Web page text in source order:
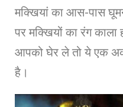
मक्खियां का आस-पास
पर मक्खियों का रंग काला
आपको घेर ले तो ये एक
है।